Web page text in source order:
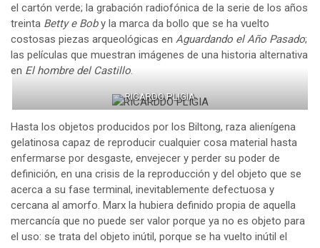
el cartón verde; la grabación radiofónica de la serie de los años
treinta Betty e Boby la marca da bollo que se ha vuelto
costosas piezas arqueológicas en Aguardando el Año Pasado;
las películas que muestran imágenes de una historia alternativa
en El hombre del Castillo.
RICARDO PLIGIA
Hasta los objetos producidos por los Biltong, raza alienígena
gelatinosa capaz de reproducir cualquier cosa material hasta
enfermarse por desgaste, envejecer y perder su poder de
definición, en una crisis de la reproducción y del objeto que se
acerca a su fase terminal, inevitablemente defectuosa y
cercana al amorfo. Marx la hubiera definido propia de aquella
mercancía que no puede ser valor porque ya no es objeto para
el uso: se trata del objeto inútil, porque se ha vuelto inútil el